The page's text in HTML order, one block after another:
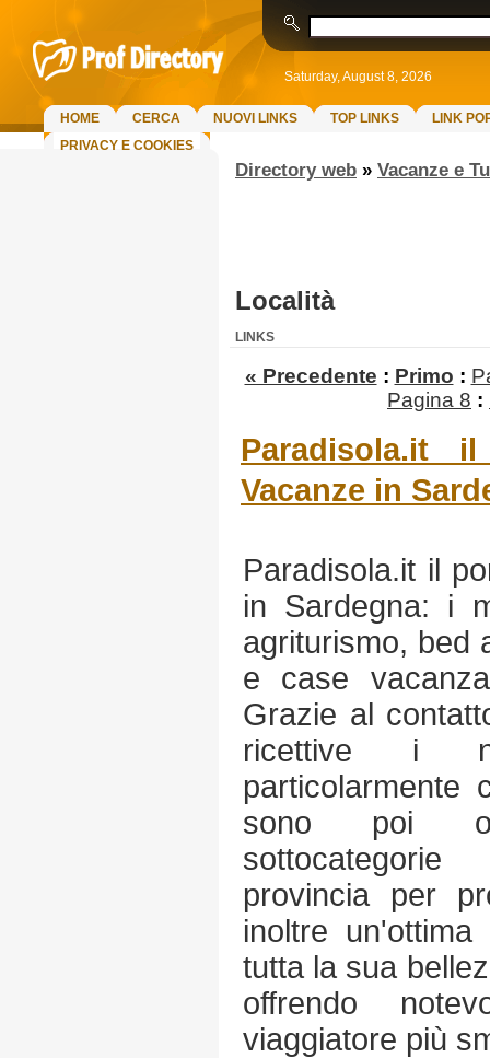
Saturday, August 8, 2026
HOME CERCA NUOVI LINKS TOP LINKS
LINK
PRIVACY E COOKIES
Directory web » Vacanze e
Località
LINKS
« Precedente : Primo :
Pagina 8 :
Paradisola.it
Vacanze in
Paradisola.it il
in Sardegna: i
agriturismo, bed
e case
Grazie al
ricettive i
particolarmente
sono poi
provincia per
inoltre
tutta la sua
offrendo
viaggiatore più